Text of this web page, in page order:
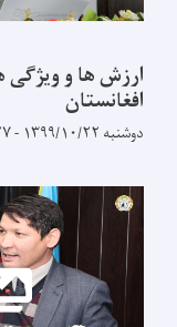
ارزش ها و
افغانستان
دوشنبه ۱۳۹۹/۱۰/۲۲ - ۱۱:۲۷